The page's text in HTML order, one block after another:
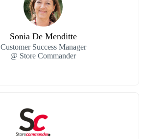
Sonia De Menditte
Customer Success Manager
@ Store Commander